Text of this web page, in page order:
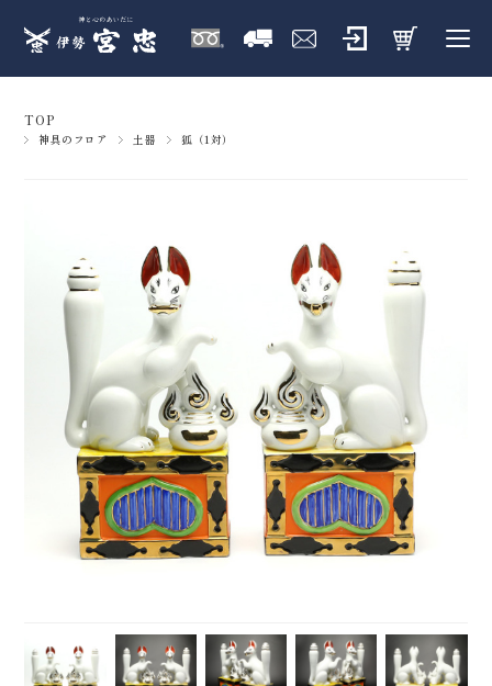
TOP
神具のフロア 土器 狐（1対）